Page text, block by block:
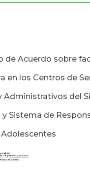
de Acuerdo sobre
en los Centros de
Administrativos del
Sistema de
Adolescentes